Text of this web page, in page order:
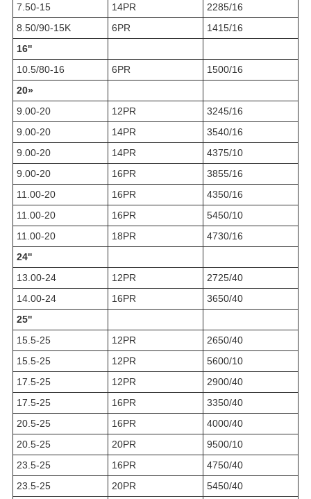
7.50-15
14PR
2285/16
8.50/90-15K
6PR
1415/16
16''
10.5/80-16
6PR
1500/16
20»
9.00-20
12PR
3245/16
9.00-20
14PR
3540/16
9.00-20
14PR
4375/10
9.00-20
16PR
3855/16
11.00-20
16PR
4350/16
11.00-20
16PR
5450/10
11.00-20
18PR
4730/16
24''
13.00-24
12PR
2725/40
14.00-24
16PR
3650/40
25''
15.5-25
12PR
2650/40
15.5-25
12PR
5600/10
17.5-25
12PR
2900/40
17.5-25
16PR
3350/40
20.5-25
16PR
4000/40
20.5-25
20PR
9500/10
23.5-25
16PR
4750/40
23.5-25
20PR
5450/40